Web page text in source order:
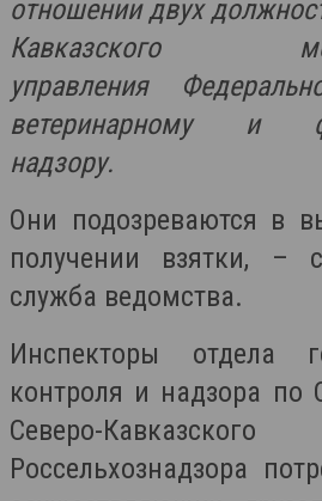
отношении двух
Кавказского
управления
ветеринарному и
надзору.
Они подозреваются в
получении взятки, –
служба ведомства.
Инспекторы отдела
контроля и надзора по
Северо-
Россельхознадзора